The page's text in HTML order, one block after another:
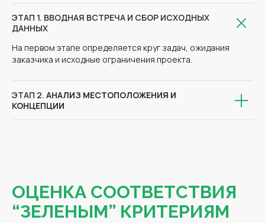
ЭТАП 1. ВВОДНАЯ ВСТРЕЧА И СБОР ИСХОДНЫХ
ДАННЫХ
На первом этапе определяется круг задач, ожидания
заказчика и исходные ограничения проекта.
ЭТАП 2. АНАЛИЗ МЕСТОПОЛОЖЕНИЯ И
КОНЦЕПЦИИ
ОЦЕНКА СООТВЕТСТВИЯ
“ЗЕЛЕНЫМ” КРИТЕРИЯМ